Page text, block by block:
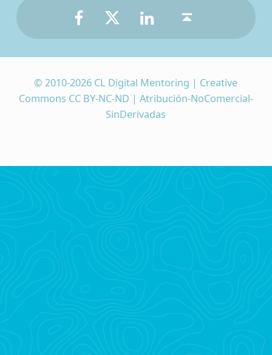
© 2010-2026 CL Digital Mentoring | Creative
Commons CC BY-NC-ND | Atribución-NoComercial-
SinDerivadas